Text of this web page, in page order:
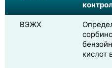
ВЭЖХ
кислот